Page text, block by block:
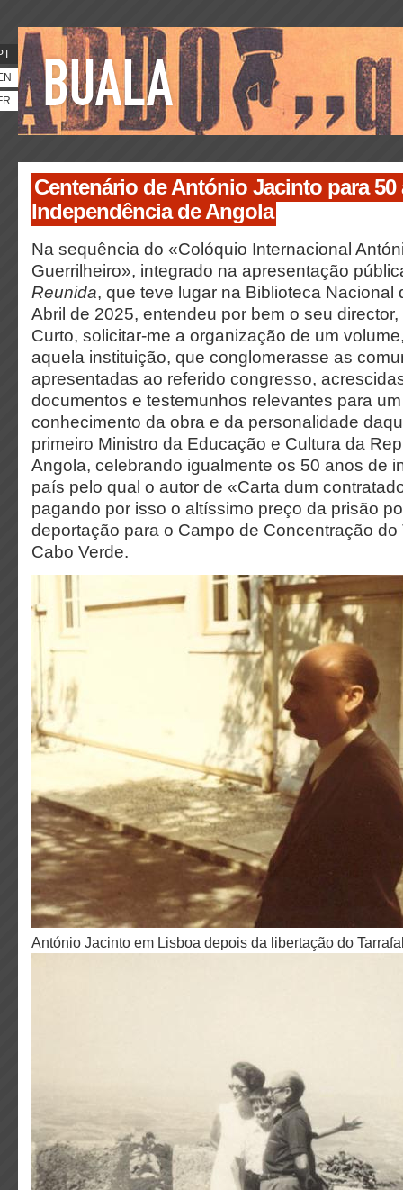
Centenário de António Jacinto para 50
Independência de Angola
Na sequência do «Colóquio Internacional
Guerrilheiro», integrado na apresentação
Reunida, que teve lugar na Biblioteca Nacional
Abril de 2025, entendeu por bem o seu
Curto, solicitar-me a organização de um
aquela instituição, que conglomerasse as
apresentadas ao referido congresso,
documentos e testemunhos relevantes para
conhecimento da obra e da personalidade
primeiro Ministro da Educação e Cultura da
Angola, celebrando igualmente os 50 anos de
país pelo qual o autor de «Carta dum
pagando por isso o altíssimo preço da prisão
deportação para o Campo de Concentração do
Cabo Verde.
António Jacinto em Lisboa depois da libertação do